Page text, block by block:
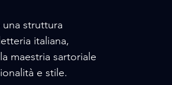
struttura
italiana,
maestria sartoriale
e stile.